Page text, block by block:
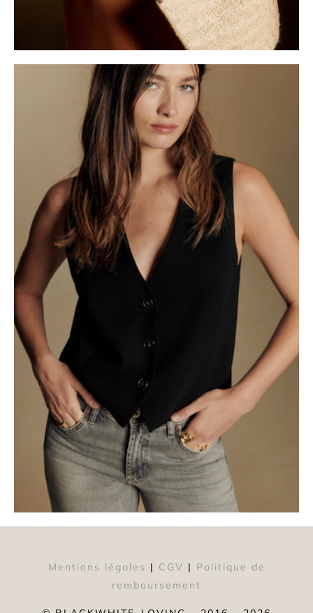
Mentions légales | CGV | Politique de
remboursement